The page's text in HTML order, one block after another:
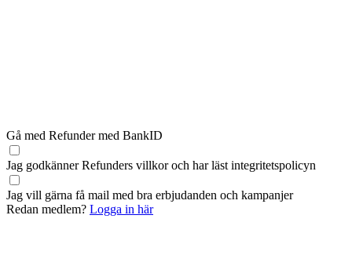
Gå med Refunder med BankID
Jag godkänner Refunders villkoroch har läst integritetspolicyn
Jag vill gärna få mail med bra erbjudanden och kampanjer
Redan medlem? Logga in här